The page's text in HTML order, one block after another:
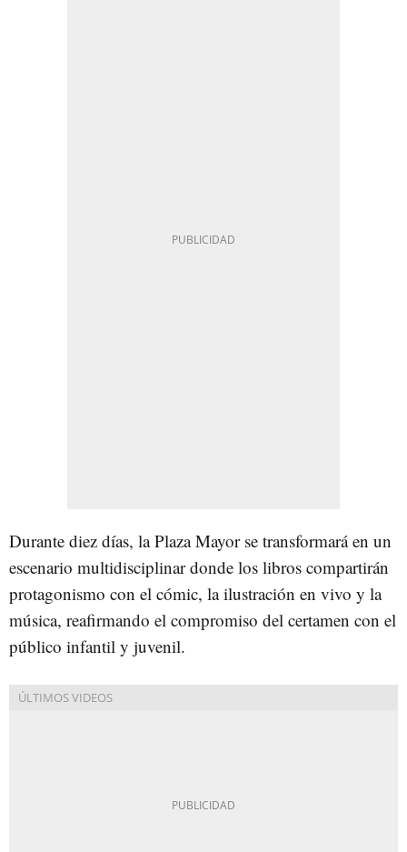
Durante diez días, la Plaza Mayor se transformará en un
escenario multidisciplinar donde los libros compartirán
protagonismo con el cómic, la ilustración en vivo y la
música, reafirmando el compromiso del certamen con el
público infantil y juvenil.